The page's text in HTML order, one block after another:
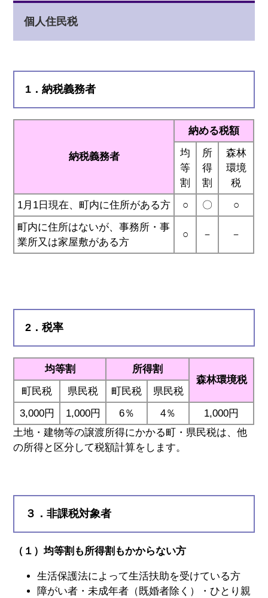
個人住民税
1．納税義務者
納税義務者
納める税額
均
等
割
所
得
割
森林
環境
税
1月1日現在、町内に住所がある方
○ 〇
○
町内に住所はないが、事務所・事
業所又は家屋敷がある方
○ － －
2．税率
均等割
所得割
森林環境税
町民税
県民税 町民税
県民税
3,000円
1,000円 6％ 4％
1,000円
土地・建物等の譲渡所得にかかる町・県民税は、他
の所得と区分して税額計算をします。
３．非課税対象者
（１）均等割も所得割もかからない方
生活保護法によって生活扶助を受けている方
障がい者・未成年者（既婚者除く）・ひとり親